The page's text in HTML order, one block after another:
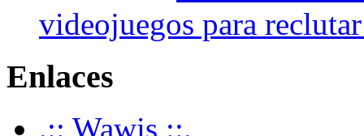
videojuegos para
Enlaces
.:: Wawis ::.